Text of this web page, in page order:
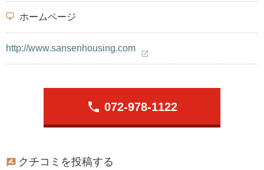
desktop_windows ホームページ
http://www.sansenhousing.com
open_in_new
phone 072-978-1122
クチコミを投稿する